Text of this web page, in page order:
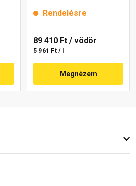
Rendelésre
89 410 Ft / vödör
5 961 Ft / l
Megnézem